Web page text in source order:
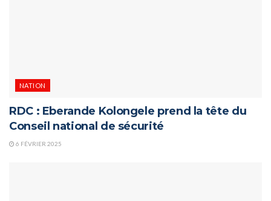
NATION
RDC : Eberande Kolongele prend la tête du
Conseil national de sécurité
6 FÉVRIER 2025